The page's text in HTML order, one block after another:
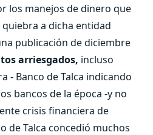
los manejos de dinero que
a dicha entidad
publicación de diciembre
arriesgados, incluso
- Banco de Talca indicando
bancos de la época -y no
crisis financiera de
de Talca concedió muchos